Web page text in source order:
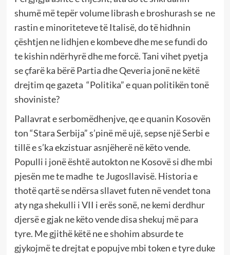
shumë më tepër volume librash e broshurash se ne
rastin e minoriteteve të Italisë, do të hidhnin
çështjen ne lidhjen e kombeve dhe me se fundi do
te kishin ndërhyrë dhe me forcë. Tani vihet pyetja
se çfarë ka bërë Partia dhe Qeveria jonë ne këtë
drejtim qe gazeta “Politika” e quan politikën tonë
shoviniste?
Pallavrat e serbomëdhenjve, qe e quanin Kosovën
ton “Stara Serbija” s’pinë më ujë, sepse një Serbi e
tillë e s’ka ekzistuar asnjëherë në këto vende.
Populli i jonë është autokton ne Kosovë si dhe mbi
pjesën me te madhe te Jugosllavisë. Historia e
thotë qartë se ndërsa sllavet futen në vendet tona
aty nga shekulli i VII i erës sonë, ne kemi derdhur
djersë e gjak ne këto vende disa shekuj më para
tyre. Me gjithë këtë ne e shohim absurde te
gjykojmë te drejtat e popujve mbi token e tyre duke